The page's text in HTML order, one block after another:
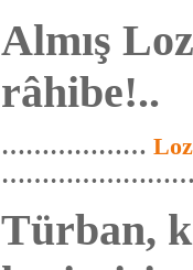
Almış
râhibe!..
………………
Türban,